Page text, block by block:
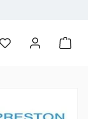
SALE